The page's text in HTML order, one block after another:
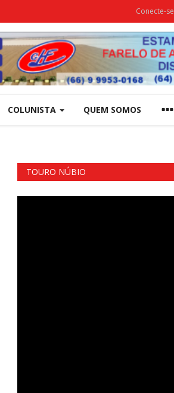
Conecte-se
COLUNISTA QUEM SOMOS
TOURO NÚBIO